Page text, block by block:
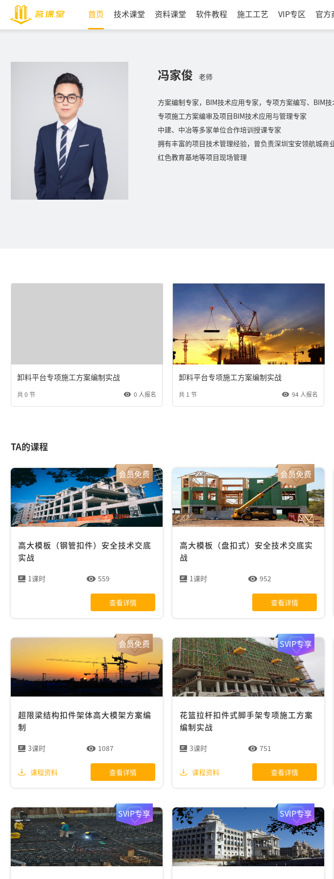
首页 技术课堂 资料课堂 软件教程 施工工艺 VIP专区 官方
冯家俊 老师
方案编制专家，BIM技术应用专家，专项方案编写、BIM技
专项施工方案编审及项目BIM技术应用与管理专家
中建、中冶等多家单位合作培训授课专家
拥有丰富的项目技术管理经验，曾负责深圳宝安领航城商
红色教育基地等项目现场管理
卸料平台专项施工方案编制实战
共 0 节 0 人报名
卸料平台专项施工方案编制实战
共 1 节 94 人报名
TA的课程
会员免费
高大模板（钢管扣件）安全技术交底
实战
1课时 559
查看详情
会员免费
高大模板（盘扣式）安全技术交底实
战
1课时 952
查看详情
会员免费
超限梁结构扣件架体高大模架方案编
制
3课时 1087
课程资料 查看详情
SVIP专享
花篮拉杆扣件式脚手架专项施工方案
编制实战
3课时 751
课程资料 查看详情
SVIP专享 SVIP专享